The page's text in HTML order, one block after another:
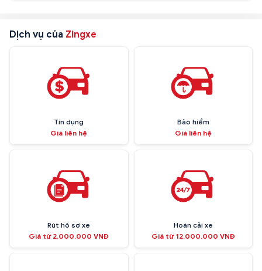
Dịch vụ của Zingxe
Tín dụng
Giá liên hệ
Bảo hiểm
Giá liên hệ
Rút hồ sơ xe
Giá từ 2.000.000 VNĐ
Hoán cải xe
Giá từ 12.000.000 VNĐ